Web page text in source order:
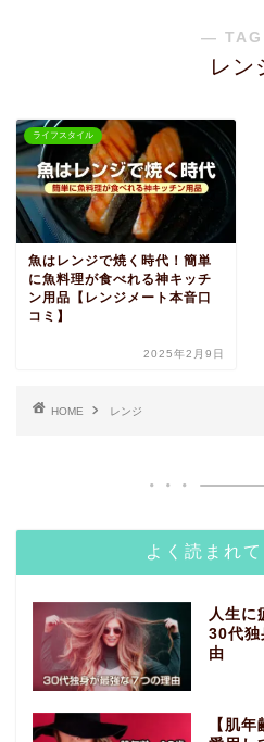
―
レン
ライフスタイル
魚はレンジで焼く時代！簡単
に魚料理が食べれる神キッチ
ン用品【レンジメート本音口
コミ】
2025年2月9日
HOME レンジ
よく読まれ
人生に
30代独
由
【肌